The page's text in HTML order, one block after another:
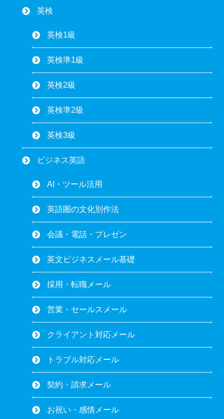
英検
英検1級
英検準1級
英検2級
英検準2級
英検3級
ビジネス英語
AI・ツール活用
英語圏の文化別作法
会議・電話・プレゼン
英文ビジネスメール基礎
採用・転職メール
営業・セールスメール
クライアント対応メール
トラブル対応メール
契約・請求メール
お祝い・感情メール